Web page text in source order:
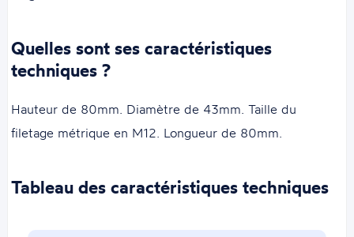
Quelles sont ses caractéristiques
techniques ?
Hauteur de 80mm. Diamètre de 43mm. Taille du
filetage métrique en M12. Longueur de 80mm.
Tableau des caractéristiques techniques